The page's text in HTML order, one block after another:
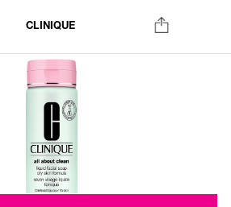
CLINIQUE